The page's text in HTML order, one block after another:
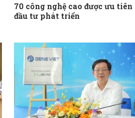
70 công nghệ cao được ưu tiên
đầu tư phát triển